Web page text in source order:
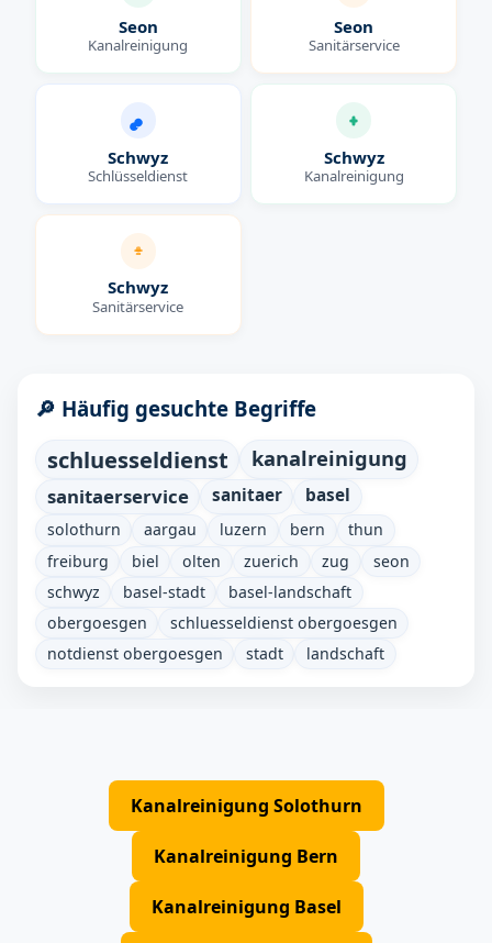
Seon
Kanalreinigung
Seon
Sanitärservice
Schwyz
Schlüsseldienst
Schwyz
Kanalreinigung
Schwyz
Sanitärservice
🔎 Häufig gesuchte Begriffe
schluesseldienst kanalreinigung
sanitaerservice sanitaer basel
solothurn aargau luzern bern
thun
freiburg
biel olten zuerich zug
seon
schwyz
basel-stadt
basel-landschaft
obergoesgen
schluesseldienst obergoesgen
notdienst obergoesgen
stadt landschaft
Kanalreinigung Solothurn
Kanalreinigung Bern
Kanalreinigung Basel